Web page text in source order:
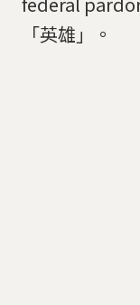
「英雄」。